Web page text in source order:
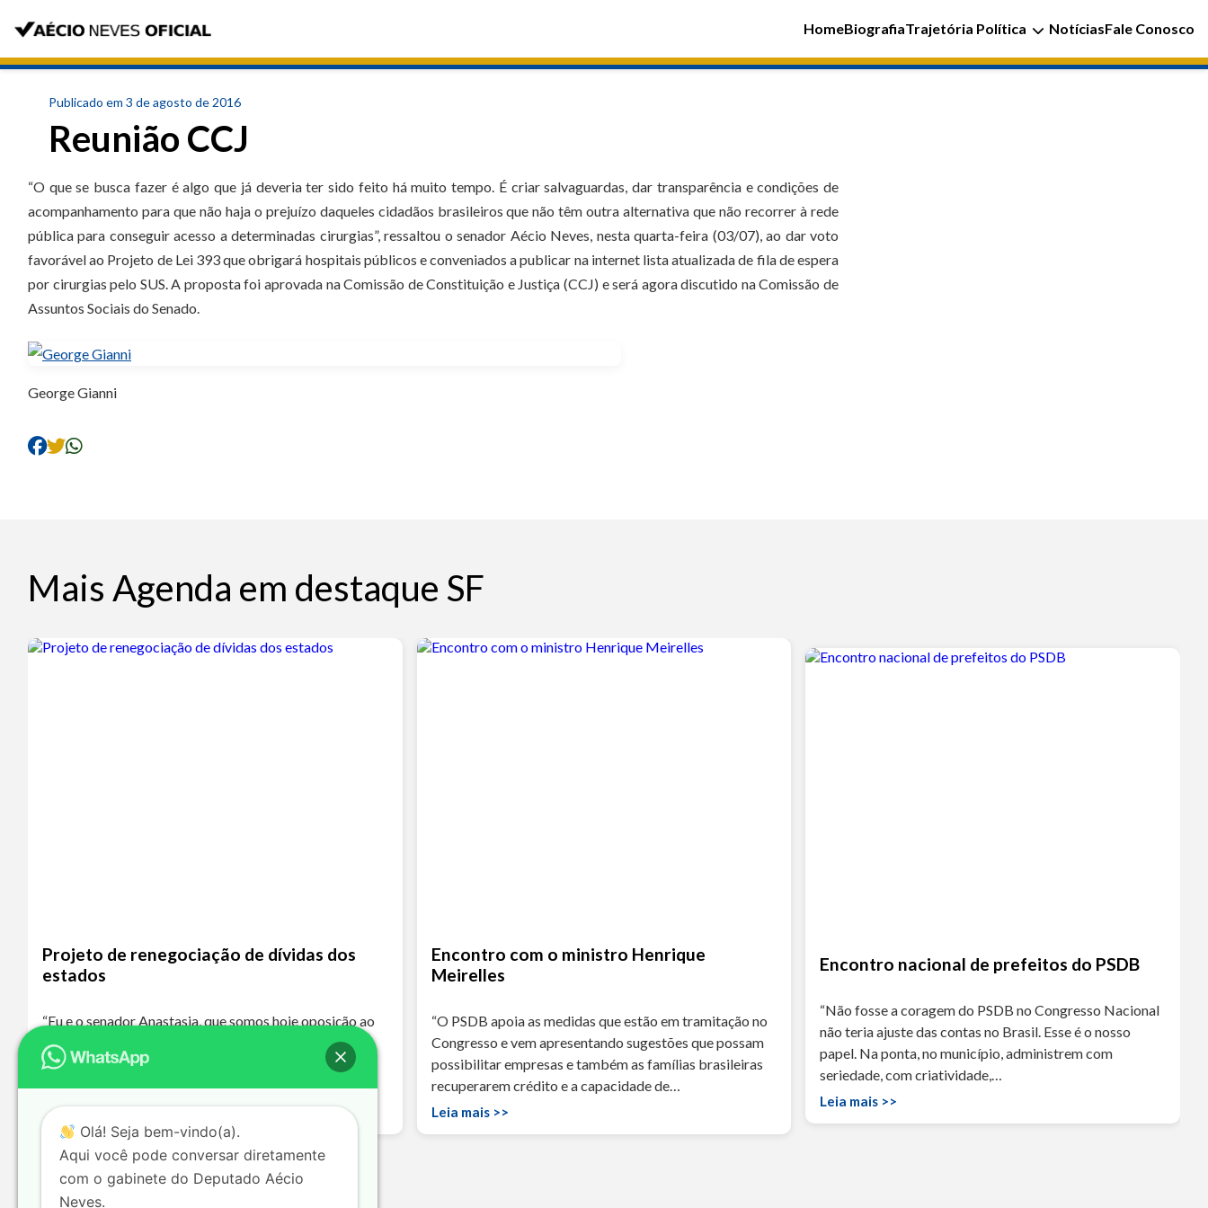
HomeBiografiaTrajetória Política NotíciasFale Conosco
Publicado em 3 de agosto de 2016
Reunião CCJ
“O que se busca fazer é algo que já deveria ter sido feito há muito tempo. É criar salvaguardas, dar transparência e condições de
acompanhamento para que não haja o prejuízo daqueles cidadãos brasileiros que não têm outra alternativa que não recorrer à rede
pública para conseguir acesso a determinadas cirurgias”, ressaltou o senador Aécio Neves, nesta quarta-feira (03/07), ao dar voto
favorável ao Projeto de Lei 393 que obrigará hospitais públicos e conveniados a publicar na internet lista atualizada de fila de espera
por cirurgias pelo SUS. A proposta foi aprovada na Comissão de Constituição e Justiça (CCJ) e será agora discutido na Comissão de
Assuntos Sociais do Senado.
George Gianni
Mais Agenda em destaque SF
Projeto de renegociação de dívidas dos
estados
“Eu e o senador Anastasia, que somos hoje oposição ao
governo de Minas Gerais, que é de um partido de
oposição ao nosso, o PT, votaremos a favor dessa
proposta…
Leia mais >>
Encontro com o ministro Henrique
Meirelles
“O PSDB apoia as medidas que estão em tramitação no
Congresso e vem apresentando sugestões que possam
possibilitar empresas e também as famílias brasileiras
recuperarem crédito e a capacidade de…
Leia mais >>
Encontro nacional de prefeitos do PSDB
“Não fosse a coragem do PSDB no Congresso Nacional
não teria ajuste das contas no Brasil. Esse é o nosso
papel. Na ponta, no município, administrem com
seriedade, com criatividade,…
Leia mais >>
Olá! Seja bem-vindo(a).
Aqui você pode conversar diretamente
com o gabinete do Deputado Aécio
Neves.